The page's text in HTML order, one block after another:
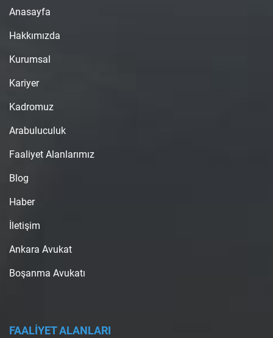
Anasayfa
Hakkımızda
Kurumsal
Kariyer
Kadromuz
Arabuluculuk
Faaliyet Alanlarımız
Blog
Haber
İletişim
Ankara Avukat
Boşanma Avukatı
FAALİYET ALANLARI